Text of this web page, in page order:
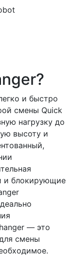
и быстро
смены Quick
нагрузку до
высоту и
и блокирующие
— это
смены